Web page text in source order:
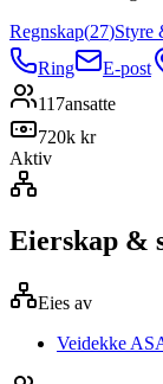
Regnskap(27)Styre
Ring
E-post
117ansatte
720k kr
Aktiv
Eierskap &
Eies av
Veidekke